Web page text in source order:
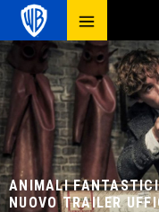
ANIMALI
NUOVO TRAILER